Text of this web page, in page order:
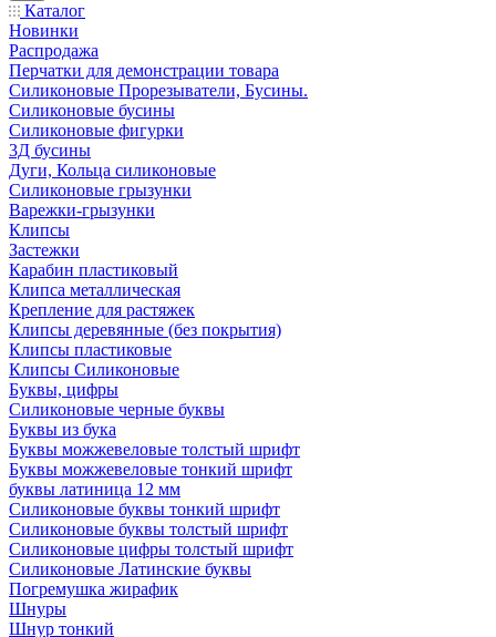
Каталог
Новинки
Распродажа
Перчатки для демонстрации товара
Силиконовые Прорезыватели, Бусины.
Силиконовые бусины
Силиконовые фигурки
3Д бусины
Дуги, Кольца силиконовые
Силиконовые грызунки
Варежки-грызунки
Клипсы
Застежки
Карабин пластиковый
Клипса металлическая
Крепление для растяжек
Клипсы деревянные (без покрытия)
Клипсы пластиковые
Клипсы Силиконовые
Буквы, цифры
Силиконовые черные буквы
Буквы из бука
Буквы можжевеловые толстый шрифт
Буквы можжевеловые тонкий шрифт
буквы латиница 12 мм
Силиконовые буквы тонкий шрифт
Силиконовые буквы толстый шрифт
Силиконовые цифры толстый шрифт
Силиконовые Латинские буквы
Погремушка жирафик
Шнуры
Шнур тонкий